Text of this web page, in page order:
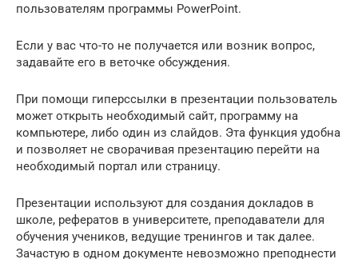
пользователям программы PowerPoint.
Если у вас что-то не получается или возник вопрос,
задавайте его в веточке обсуждения.
При помощи гиперссылки в презентации пользователь
может открыть необходимый сайт, программу на
компьютере, либо один из слайдов. Эта функция удобна
и позволяет не сворачивая презентацию перейти на
необходимый портал или страницу.
Презентации используют для создания докладов в
школе, рефератов в университете, преподаватели для
обучения учеников, ведущие тренингов и так далее.
Зачастую в одном документе невозможно преподнести